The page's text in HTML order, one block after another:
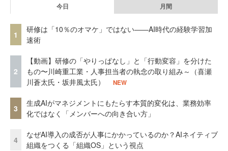
今日 月間
1
研修は「10％のオマケ」ではない——AI時代の経験学習加
速術
2
【動画】研修の「やりっぱなし」と「行動変容」を分けた
もの〜川崎重工業・人事担当者の執念の取り組み～（喜瀬
川蒼太氏・坂井風太氏）
NEW
3
生成AIがマネジメントにもたらす本質的変化は、業務効率
化ではなく「メンバーへの向き合い方」
4
なぜAI導入の成否が人事にかかっているのか？AIネイティブ
組織をつくる「組織OS」という視点